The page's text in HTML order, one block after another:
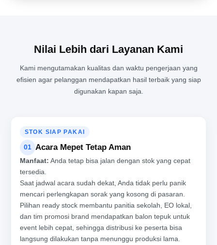
Nilai Lebih dari Layanan Kami
Kami mengutamakan kualitas dan waktu pengerjaan yang
efisien agar pelanggan mendapatkan hasil terbaik yang siap
digunakan kapan saja.
STOK SIAP PAKAI
01 Acara Mepet Tetap Aman
Manfaat: Anda tetap bisa jalan dengan stok yang cepat
tersedia.
Saat jadwal acara sudah dekat, Anda tidak perlu panik
mencari perlengkapan sorak yang kosong di pasaran.
Pilihan ready stock membantu panitia sekolah, EO lokal,
dan tim promosi brand mendapatkan balon tepuk untuk
event lebih cepat, sehingga distribusi ke peserta bisa
langsung dilakukan tanpa menunggu produksi lama.